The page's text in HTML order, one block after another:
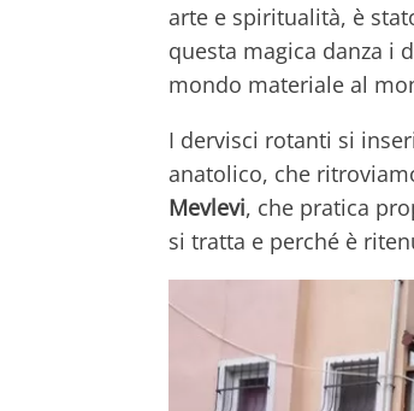
arte e spiritualità, è
questa magica danza i
mondo materiale al
I dervisci rotanti si
anatolico, che
Mevlevi, che pratica
si tratta e perché è